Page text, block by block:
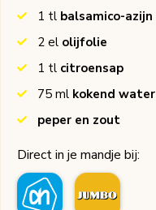
1 tl balsamico-azijn
2 el olijfolie
1 tl citroensap
75 ml kokend water
peper en zout
Direct in je mandje bij: